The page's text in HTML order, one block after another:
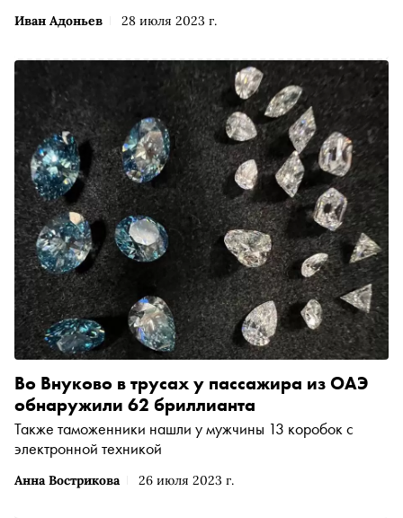
Иван Адоньев 28 июля 2023 г.
Анна Вострикова 26 июля 2023 г.
Во Внуково в трусах у пассажира из ОАЭ
обнаружили 62 бриллианта
Также таможенники нашли у мужчины 13 коробок с
электронной техникой